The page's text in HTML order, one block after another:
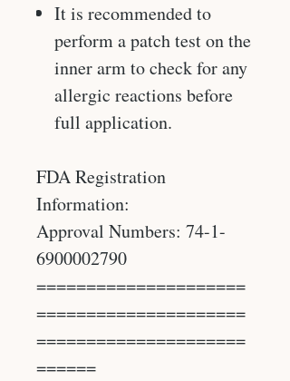
It is recommended to
perform a patch test on the
inner arm to check for any
allergic reactions before
full application.
FDA Registration
Information:
Approval Numbers: 74-1-
6900002790
=====================
=====================
=====================
======